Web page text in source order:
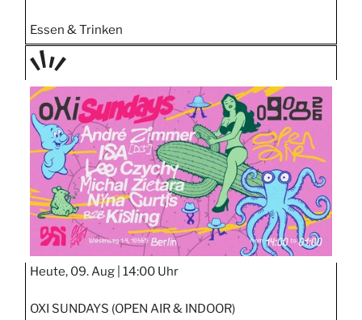
Essen & Trinken
TAGE
STIPP
Heute, 09. Aug | 14:00 Uhr
OXI SUNDAYS (OPEN AIR & INDOOR)